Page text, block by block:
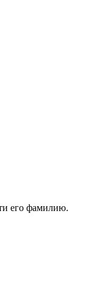
его фамилию.